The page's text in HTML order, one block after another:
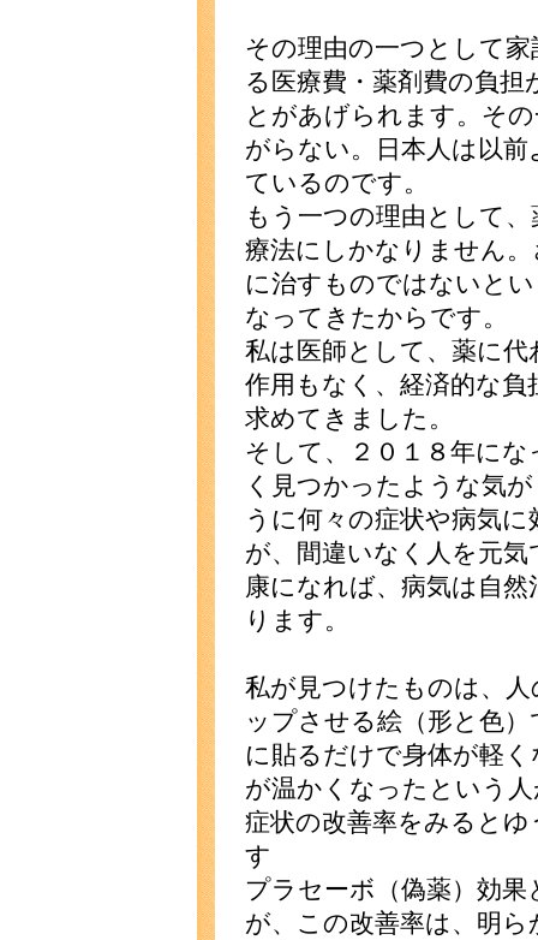
その理由の一つとして家
る医療費・薬剤費の負
とがあげられます。そ
がらない。日本人は以
ているのです。
もう一つの理由として
療法にしかなりません
に治すものではないと
なってきたからです。
私は医師として、薬に
作用もなく、経済的な
求めてきました。
そして、２０１８年に
く見つかったような気
うに何々の症状や病気
が、間違いなく人を元
康になれば、病気は自
ります。
私が見つけたものは、
ップさせる絵（形と色
に貼るだけで身体が軽
が温かくなったという
症状の改善率をみると
す
プラセーボ（偽薬）効
が、この改善率は、明